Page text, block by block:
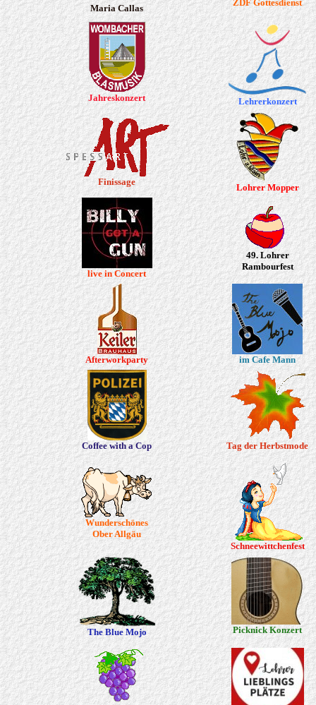
Maria Callas
ZDF Gottesdienst
Jahreskonzert Lehrerkonzert
Finissage
Lohrer Mopper
live in Concert
49. Lohrer
Rambourfest
Afterworkparty im Cafe Mann
Coffee with a Cop Tag der Herbstmode
Wunderschönes
Ober Allgäu
Schneewittchenfest
The Blue Mojo Picknick Konzert